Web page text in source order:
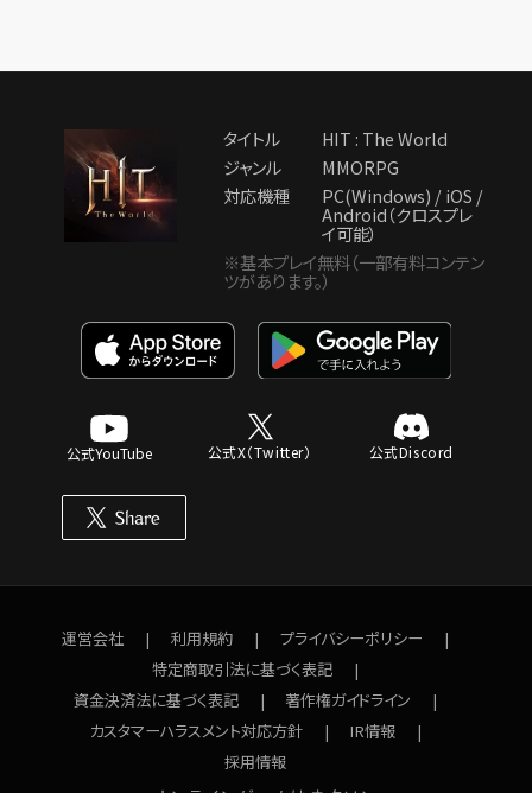
タイトル
HIT : The World
ジャンル
MMORPG
対応機種
PC(Windows) / iOS /
Android（クロスプレ
イ可能）
※基本プレイ無料（一部有料コンテン
ツがあります。）
公式YouTube 公式X（Twitter） 公式Discord
運営会社 利用規約
プライバシーポリシー
特定商取引法に基づく表記
資金決済法に基づく表記
著作権ガイドライン
カスタマーハラスメント対応方針
IR情報
採用情報